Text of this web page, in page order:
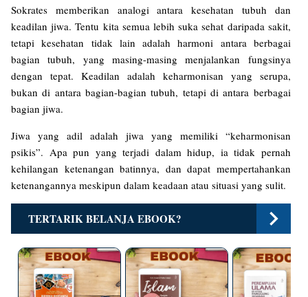
Sokrates memberikan analogi antara kesehatan tubuh dan
keadilan jiwa. Tentu kita semua lebih suka sehat daripada sakit,
tetapi kesehatan tidak lain adalah harmoni antara berbagai
bagian tubuh, yang masing-masing menjalankan fungsinya
dengan tepat. Keadilan adalah keharmonisan yang serupa,
bukan di antara bagian-bagian tubuh, tetapi di antara berbagai
bagian jiwa.
Jiwa yang adil adalah jiwa yang memiliki “keharmonisan
psikis”. Apa pun yang terjadi dalam hidup, ia tidak pernah
kehilangan ketenangan batinnya, dan dapat mempertahankan
ketenangannya meskipun dalam keadaan atau situasi yang sulit.
TERTARIK BELANJA EBOOK?